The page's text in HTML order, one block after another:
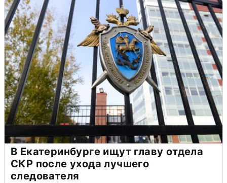
В Екатеринбурге ищут главу отдела
СКР после ухода лучшего
следователя